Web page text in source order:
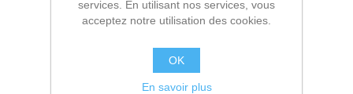
services. En utilisant nos services, vous
acceptez notre utilisation des cookies.
OK
En savoir plus